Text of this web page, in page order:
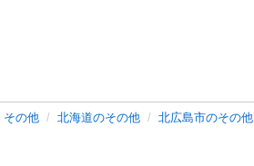
その他 北海道のその他 北広島市のその他